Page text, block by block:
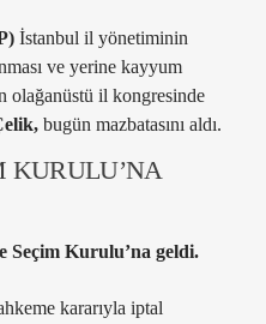
İstanbul il yönetiminin
ve yerine kayyum
olağanüstü il kongresinde
bugün mazbatasını aldı.
KURULU’NA
Seçim Kurulu’na geldi.
kararıyla iptal